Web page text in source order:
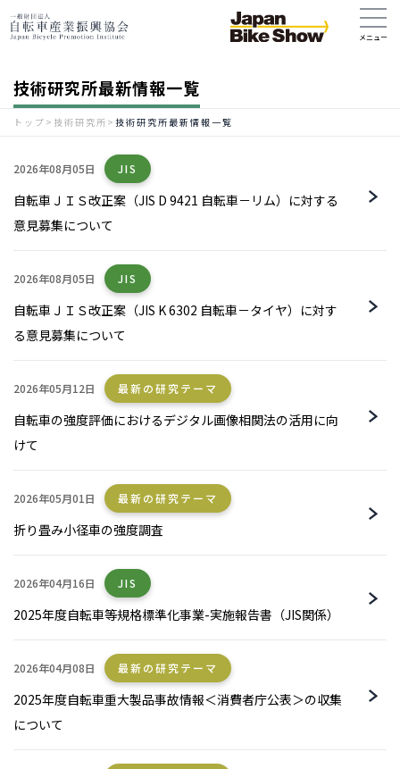
技術研究所最新情報一覧
トップ > 技術研究所 > 技術研究所最新情報一覧
2026年08月05日 JIS
自転車ＪＩＳ改正案（JIS D 9421 自転車－リム）に対する
意見募集について
2026年08月05日 JIS
自転車ＪＩＳ改正案（JIS K 6302 自転車－タイヤ）に対す
る意見募集について
2026年05月12日 最新の研究テーマ
自転車の強度評価におけるデジタル画像相関法の活用に向
けて
2026年05月01日 最新の研究テーマ
折り畳み小径車の強度調査
2026年04月16日 JIS
2025年度自転車等規格標準化事業-実施報告書（JIS関係）
2026年04月08日 最新の研究テーマ
2025年度自転車重大製品事故情報＜消費者庁公表＞の収集
について